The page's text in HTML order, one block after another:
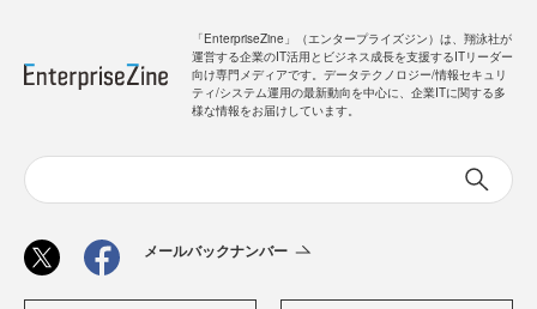
「EnterpriseZine」（エンタープライズジン）は、翔泳社が
運営する企業のIT活用とビジネス成長を支援するITリーダー
向け専門メディアです。データテクノロジー/情報セキュリ
ティ/システム運用の最新動向を中心に、企業ITに関する多
様な情報をお届けしています。
メールバックナンバー